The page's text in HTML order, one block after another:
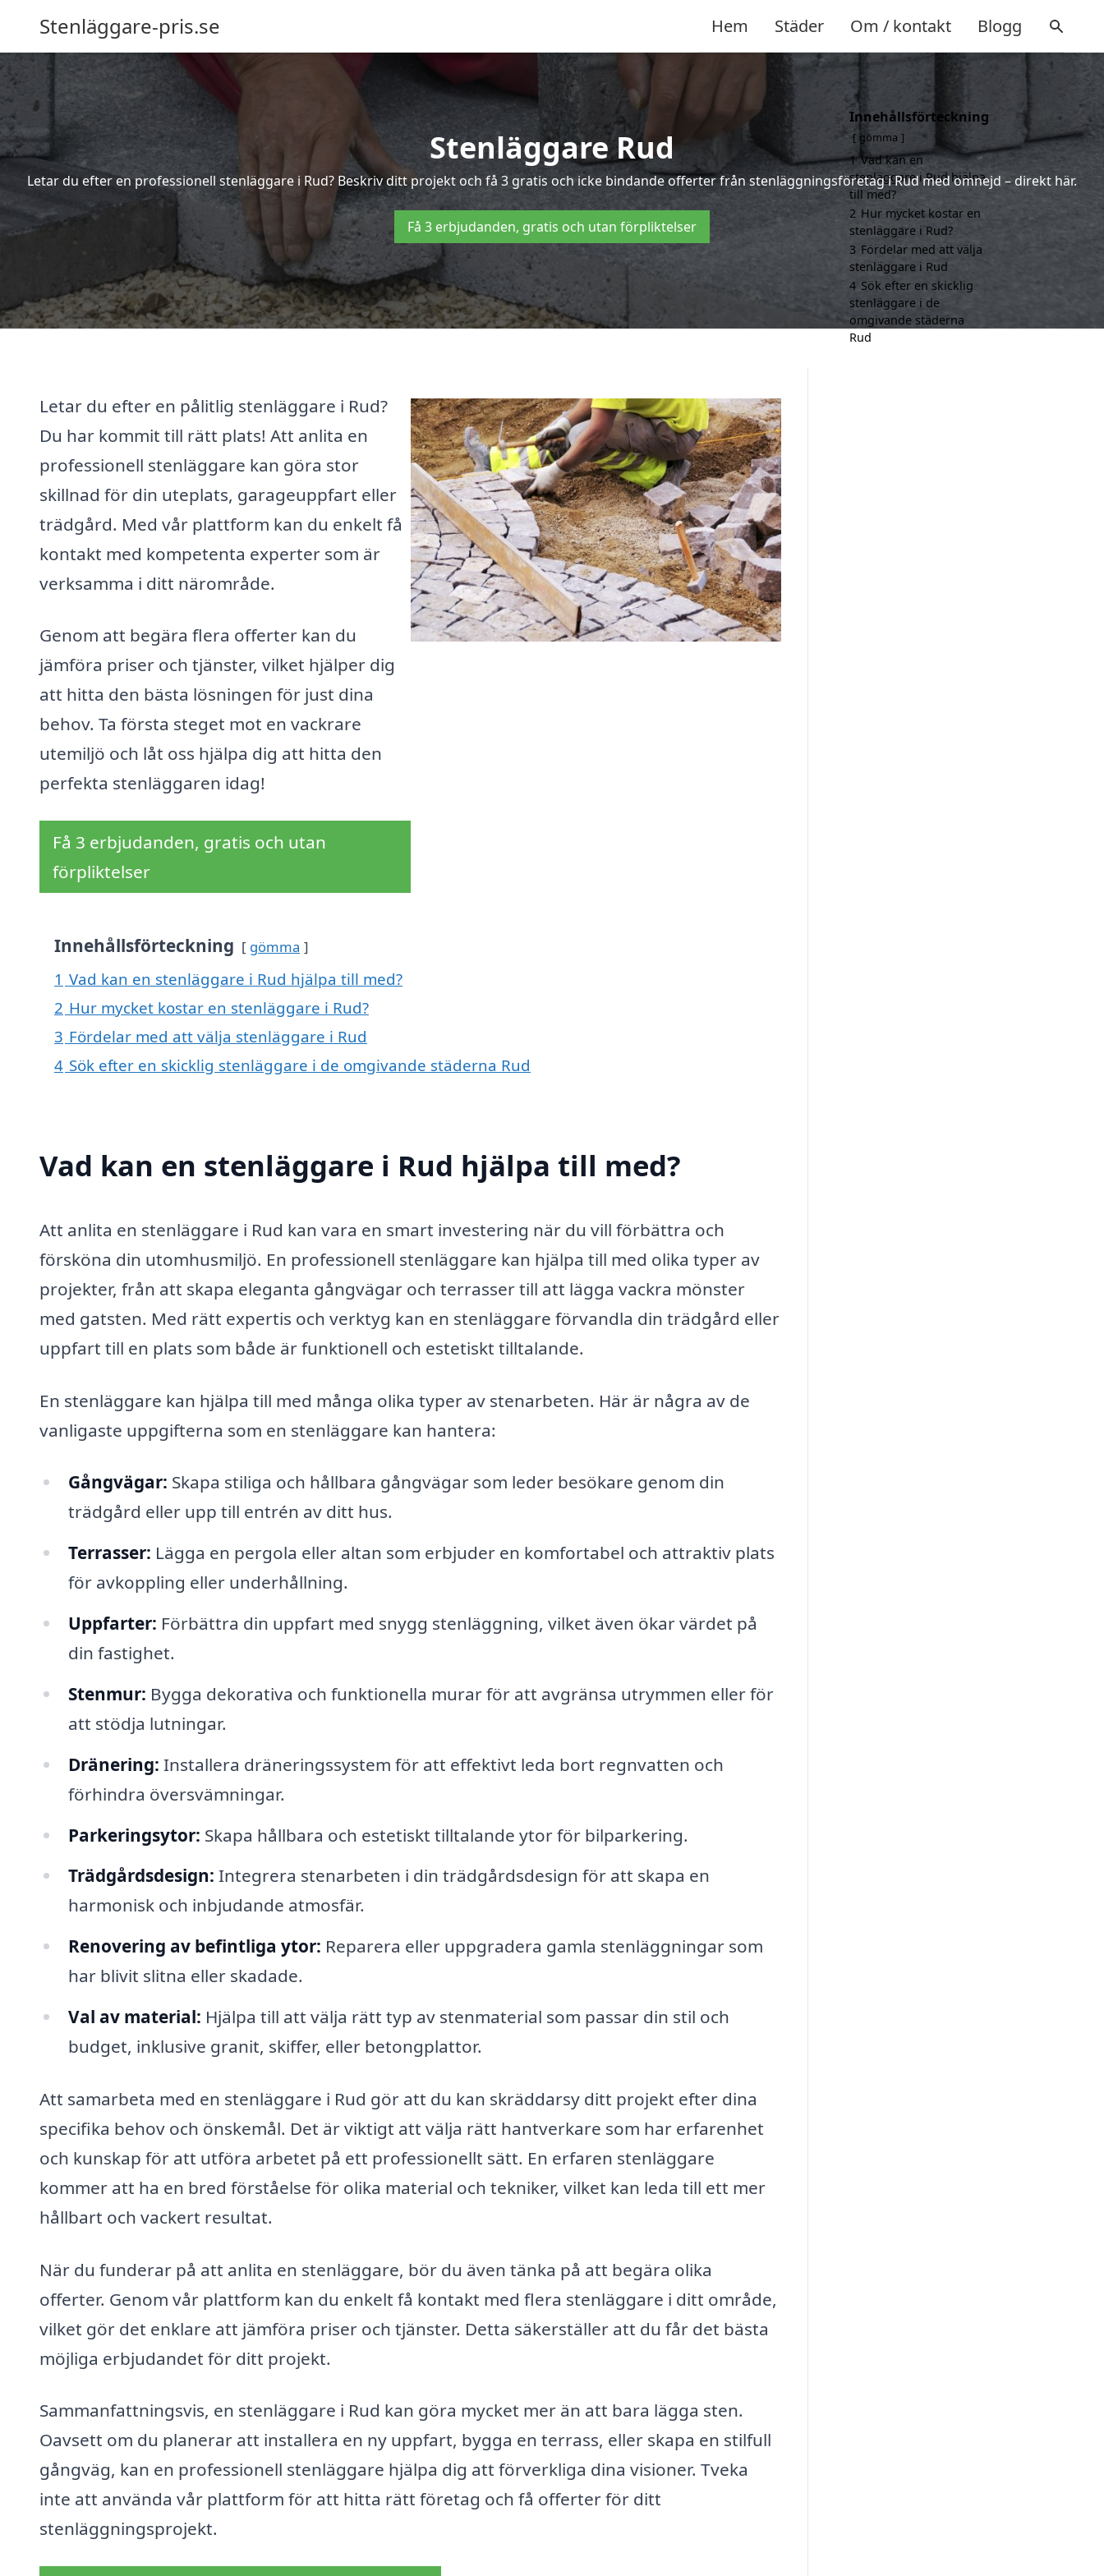
Stenläggare-pris.se Hem Städer Om / kontakt Blogg
Stenläggare Rud
Letar du efter en professionell stenläggare i Rud? Beskriv ditt projekt och få 3 gratis och icke bindande offerter från stenläggningsföretag i Rud med omnejd – direkt här.
Få 3 erbjudanden, gratis och utan förpliktelser
Letar du efter en pålitlig stenläggare i Rud?
Du har kommit till rätt plats! Att anlita en
professionell stenläggare kan göra stor
skillnad för din uteplats, garageuppfart eller
trädgård. Med vår plattform kan du enkelt få
kontakt med kompetenta experter som är
verksamma i ditt närområde.
Genom att begära flera offerter kan du
jämföra priser och tjänster, vilket hjälper dig
att hitta den bästa lösningen för just dina
behov. Ta första steget mot en vackrare
utemiljö och låt oss hjälpa dig att hitta den
perfekta stenläggaren idag!
Få 3 erbjudanden, gratis och utan
förpliktelser
Innehållsförteckning gömma
1 Vad kan en stenläggare i Rud hjälpa till med?
2 Hur mycket kostar en stenläggare i Rud?
3 Fördelar med att välja stenläggare i Rud
4 Sök efter en skicklig stenläggare i de omgivande städerna Rud
Vad kan en stenläggare i Rud hjälpa till med?
Att anlita en stenläggare i Rud kan vara en smart investering när du vill förbättra och
försköna din utomhusmiljö. En professionell stenläggare kan hjälpa till med olika typer av
projekter, från att skapa eleganta gångvägar och terrasser till att lägga vackra mönster
med gatsten. Med rätt expertis och verktyg kan en stenläggare förvandla din trädgård eller
uppfart till en plats som både är funktionell och estetiskt tilltalande.
En stenläggare kan hjälpa till med många olika typer av stenarbeten. Här är några av de
vanligaste uppgifterna som en stenläggare kan hantera:
Gångvägar: Skapa stiliga och hållbara gångvägar som leder besökare genom din
trädgård eller upp till entrén av ditt hus.
Terrasser: Lägga en pergola eller altan som erbjuder en komfortabel och attraktiv plats
för avkoppling eller underhållning.
Uppfarter: Förbättra din uppfart med snygg stenläggning, vilket även ökar värdet på
din fastighet.
Stenmur: Bygga dekorativa och funktionella murar för att avgränsa utrymmen eller för
att stödja lutningar.
Dränering: Installera dräneringssystem för att effektivt leda bort regnvatten och
förhindra översvämningar.
Parkeringsytor: Skapa hållbara och estetiskt tilltalande ytor för bilparkering.
Trädgårdsdesign: Integrera stenarbeten i din trädgårdsdesign för att skapa en
harmonisk och inbjudande atmosfär.
Renovering av befintliga ytor: Reparera eller uppgradera gamla stenläggningar som
har blivit slitna eller skadade.
Val av material: Hjälpa till att välja rätt typ av stenmaterial som passar din stil och
budget, inklusive granit, skiffer, eller betongplattor.
Att samarbeta med en stenläggare i Rud gör att du kan skräddarsy ditt projekt efter dina
specifika behov och önskemål. Det är viktigt att välja rätt hantverkare som har erfarenhet
och kunskap för att utföra arbetet på ett professionellt sätt. En erfaren stenläggare
kommer att ha en bred förståelse för olika material och tekniker, vilket kan leda till ett mer
hållbart och vackert resultat.
När du funderar på att anlita en stenläggare, bör du även tänka på att begära olika
offerter. Genom vår plattform kan du enkelt få kontakt med flera stenläggare i ditt område,
vilket gör det enklare att jämföra priser och tjänster. Detta säkerställer att du får det bästa
möjliga erbjudandet för ditt projekt.
Sammanfattningsvis, en stenläggare i Rud kan göra mycket mer än att bara lägga sten.
Oavsett om du planerar att installera en ny uppfart, bygga en terrass, eller skapa en stilfull
gångväg, kan en professionell stenläggare hjälpa dig att förverkliga dina visioner. Tveka
inte att använda vår plattform för att hitta rätt företag och få offerter för ditt
stenläggningsprojekt.
Innehållsförteckning
gömma
1 Vad kan en
stenläggare i Rud hjälpa
till med?
2 Hur mycket kostar en
stenläggare i Rud?
3 Fördelar med att välja
stenläggare i Rud
4 Sök efter en skicklig
stenläggare i de
omgivande städerna
Rud